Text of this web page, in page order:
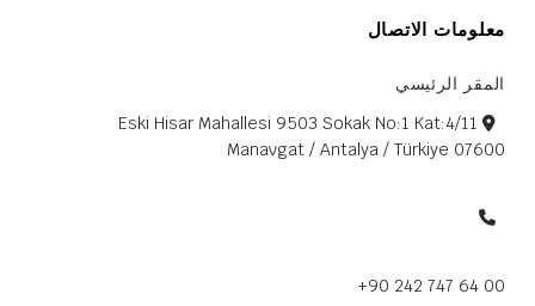
معلومات الاتصال
المقر الرئيسي
07600 Manavgat / Antalya / Türkiye
+90 242 747 64 00